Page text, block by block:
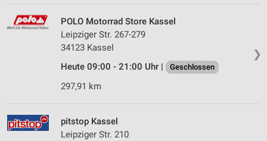
❯
POLO Motorrad Store Kassel
Leipziger Str. 267-279
34123 Kassel
Heute 09:00 - 21:00 Uhr |
Geschlossen
297,91 km
pitstop Kassel
Leipziger Str. 210